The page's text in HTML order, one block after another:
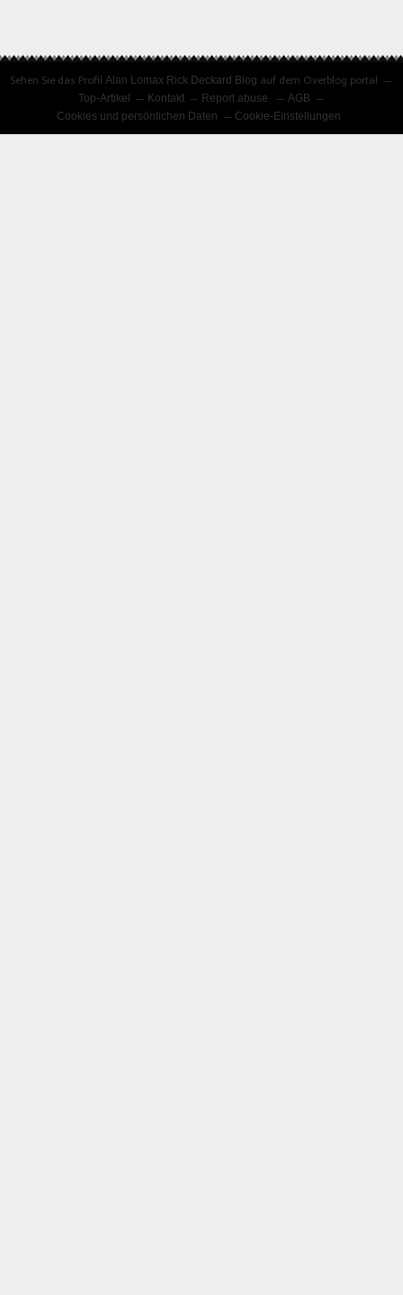
Sehen Sie das ProfilAlan Lomax Rick Deckard Blog auf dem Overblog portal
Top-Artikel
Kontakt Report abuse
AGB
Cookies und persönlichen Daten
Cookie-Einstellungen